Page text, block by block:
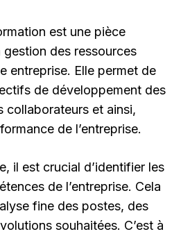
est une pièce
gestion des ressources
entreprise. Elle permet de
de développement des
collaborateurs et ainsi,
de l’entreprise.
il est crucial d’identifier les
de l’entreprise. Cela
fine des postes, des
souhaitées. C’est à